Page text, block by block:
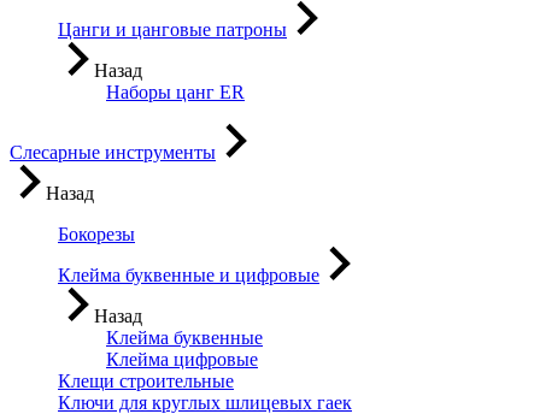
Цанги и цанговые патроны
Назад
Наборы цанг ER
Слесарные инструменты
Назад
Бокорезы
Клейма буквенные и цифровые
Назад
Клейма буквенные
Клейма цифровые
Клещи строительные
Ключи для круглых шлицевых гаек